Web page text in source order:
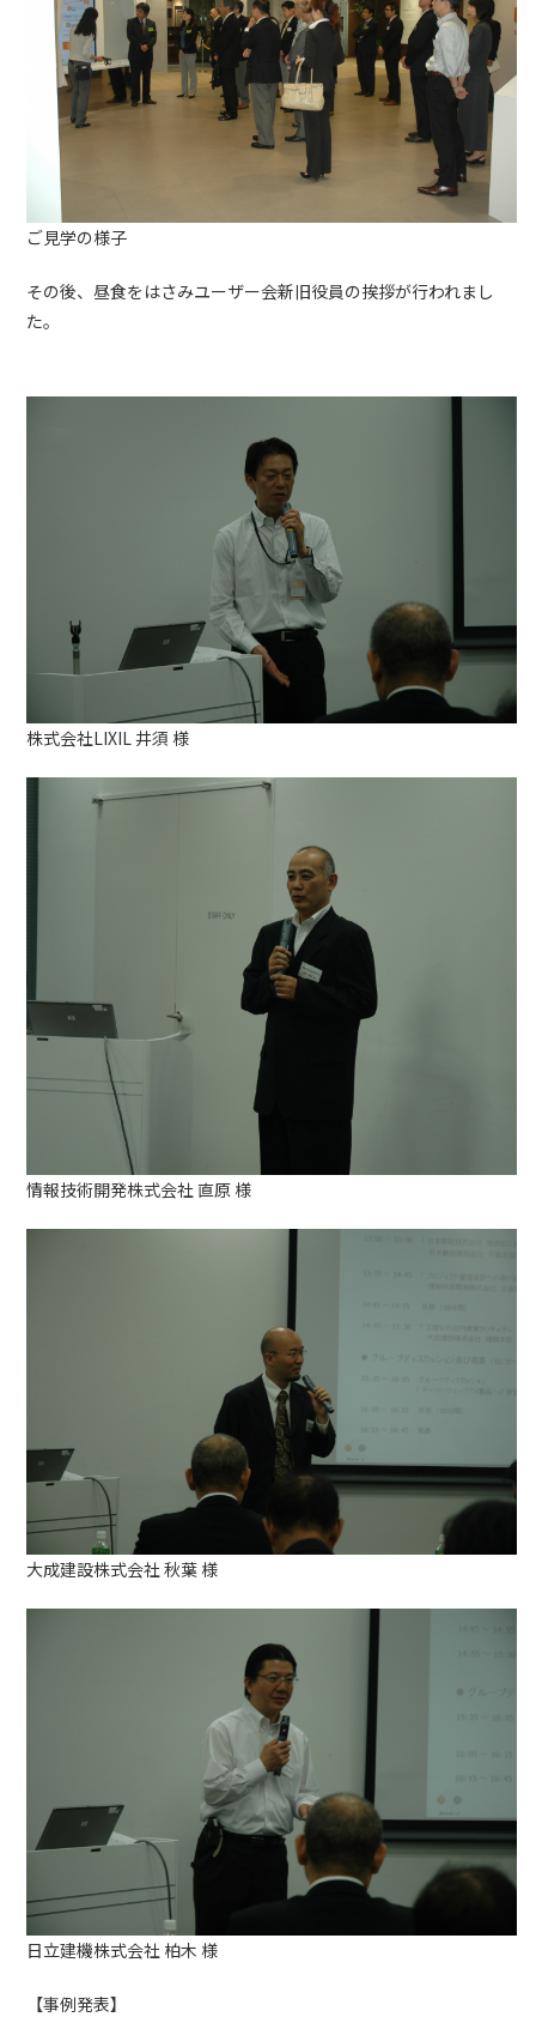
ご見学の様子
その後、昼食をはさみユーザー会新旧役員の挨拶が行われまし
た。
株式会社LIXIL 井須 様
情報技術開発株式会社 直原 様
大成建設株式会社 秋葉 様
日立建機株式会社 柏木 様
【事例発表】